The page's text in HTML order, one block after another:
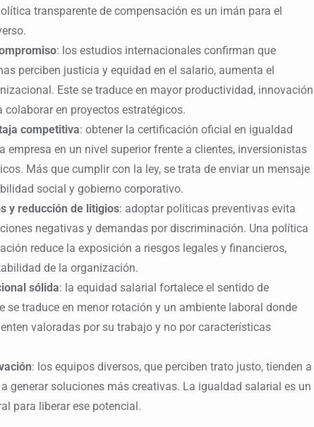
transparente de compensación es un imán para el
: los estudios internacionales confirman que
perciben justicia y equidad en el salario, aumenta el
Este se traduce en mayor productividad, innovación
colaborar en proyectos estratégicos.
competitiva: obtener la certificación oficial en igualdad
empresa en un nivel superior frente a clientes, inversionistas
Más que cumplir con la ley, se trata de enviar un mensaje
social y gobierno corporativo.
y reducción de litigios: adoptar políticas preventivas evita
negativas y demandas por discriminación. Una política
reduce la exposición a riesgos legales y financieros,
de la organización.
sólida: la equidad salarial fortalece el sentido de
se traduce en menor rotación y un ambiente laboral donde
valoradas por su trabajo y no por características
: los equipos diversos, que perciben trato justo, tienden a
generar soluciones más creativas. La igualdad salarial es un
para liberar ese potencial.